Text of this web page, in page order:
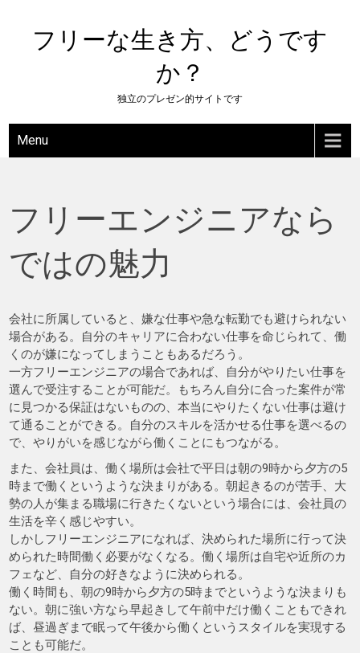
フリーな生き方、どうです
か？
独立のプレゼン的サイトです
Menu
フリーエンジニアなら
ではの魅力
会社に所属していると、嫌な仕事や急な転勤でも避けられない
場合がある。自分のキャリアに合わない仕事を命じられて、働
くのが嫌になってしまうこともあるだろう。
一方フリーエンジニアの場合であれば、自分がやりたい仕事を
選んで受注することが可能だ。もちろん自分に合った案件が常
に見つかる保証はないものの、本当にやりたくない仕事は避け
て通ることができる。自分のスキルを活かせる仕事を選べるの
で、やりがいを感じながら働くことにもつながる。
また、会社員は、働く場所は会社で平日は朝の9時から夕方の5
時まで働くというような決まりがある。朝起きるのが苦手、大
勢の人が集まる職場に行きたくないという場合には、会社員の
生活を辛く感じやすい。
しかしフリーエンジニアになれば、決められた場所に行って決
められた時間働く必要がなくなる。働く場所は自宅や近所のカ
フェなど、自分の好きなように決められる。
働く時間も、朝の9時から夕方の5時までというような決まりも
ない。朝に強い方なら早起きして午前中だけ働くこともできれ
ば、昼過ぎまで眠って午後から働くというスタイルを実現する
ことも可能だ。